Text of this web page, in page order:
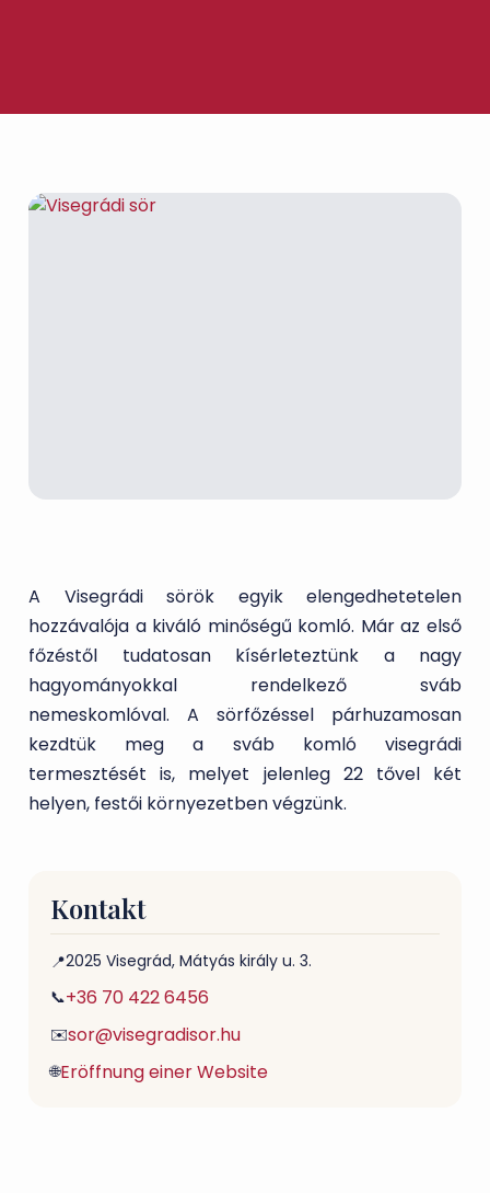
A Visegrádi sörök egyik elengedhetetelen
hozzávalója a kiváló minőségű komló. Már az első
főzéstől tudatosan kísérleteztünk a nagy
hagyományokkal rendelkező sváb
nemeskomlóval. A sörfőzéssel párhuzamosan
kezdtük meg a sváb komló visegrádi
termesztését is, melyet jelenleg 22 tővel két
helyen, festői környezetben végzünk.
Kontakt
📍2025 Visegrád, Mátyás király u. 3.
📞+36 70 422 6456
✉️sor@visegradisor.hu
🌐Eröffnung einer Website